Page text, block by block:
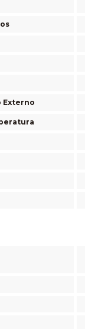
Externo